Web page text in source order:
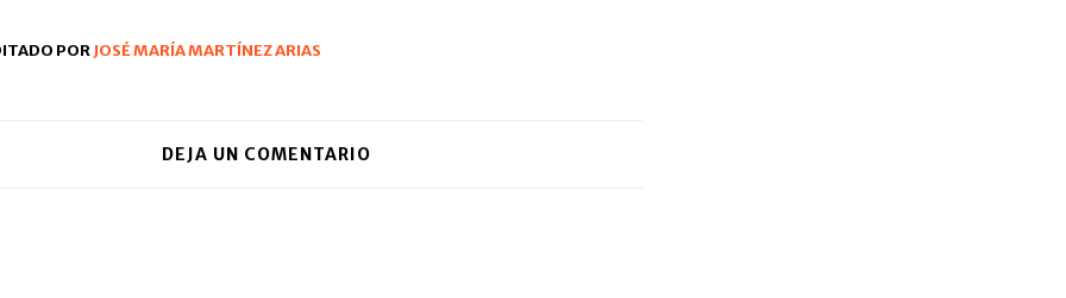
PORJOSÉ MARÍA MARTÍNEZ ARIAS
DEJA UN COMENTARIO